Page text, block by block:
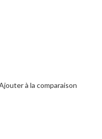
à la comparaison